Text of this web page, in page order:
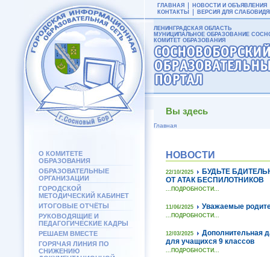
О КОМИТЕТЕ
ОБРАЗОВАНИЯ
ОБРАЗОВАТЕЛЬНЫЕ
ОРГАНИЗАЦИИ
ГОРОДСКОЙ
МЕТОДИЧЕСКИЙ КАБИНЕТ
ИТОГОВЫЕ ОТЧЁТЫ
РУКОВОДЯЩИЕ И
ПЕДАГОГИЧЕСКИЕ КАДРЫ
РЕШАЕМ ВМЕСТЕ
ГОРЯЧАЯ ЛИНИЯ ПО
СНИЖЕНИЮ
ГЛАВНАЯ
НОВОСТИ И ОБЪЯВЛЕНИЯ
КОНТАКТЫ
ВЕРСИЯ ДЛЯ
ЛЕНИНГРАДСКАЯ ОБЛАСТЬ
МУНИЦИПАЛЬНОЕ ОБРАЗОВАНИЕ
КОМИТЕТ ОБРАЗОВАНИЯ
Вы здесь
Главная
НОВОСТИ
22/10/2025
БУДЬТЕ
ОТ АТАК БЕСПИЛОТНИКОВ
...ПОДРОБНОСТИ...
11/06/2025 Уважаемые
...ПОДРОБНОСТИ...
12/03/2025
Дополнительная
для учащихся 9 классов
...ПОДРОБНОСТИ...